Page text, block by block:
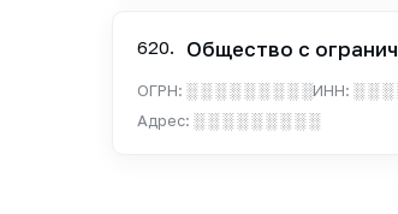
620. Общество с
ОГРН:░ ░ ░ ░ ░ ░ ░ ░ ░ИНН:░ ░ ░
Адрес:░ ░ ░ ░ ░ ░ ░ ░ ░